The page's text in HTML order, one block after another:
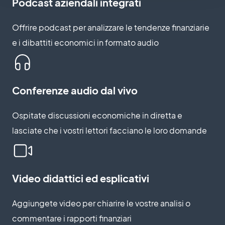
Offrire podcast per analizzare le tendenze finanziarie
e i dibattiti economici in formato audio
Conferenze audio dal vivo
Ospitate discussioni economiche in diretta e
lasciate che i vostri lettori facciano le loro domande
Video didattici ed esplicativi
Aggiungete video per chiarire le vostre analisi o
commentare i rapporti finanziari